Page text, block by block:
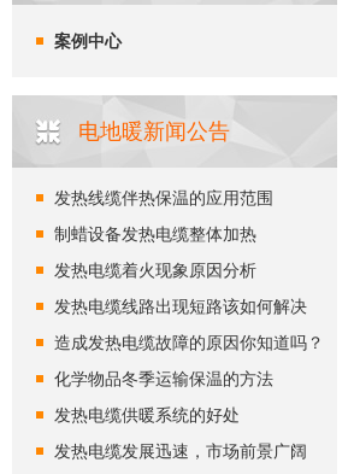
案例中心
电地暖新闻公告
发热线缆伴热保温的应用范围
制蜡设备发热电缆整体加热
发热电缆着火现象原因分析
发热电缆线路出现短路该如何解决
造成发热电缆故障的原因你知道吗？
化学物品冬季运输保温的方法
发热电缆供暖系统的好处
发热电缆发展迅速，市场前景广阔